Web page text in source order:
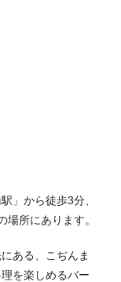
」から徒歩3分、
所にあります。
ある、こぢんま
を楽しめるバー